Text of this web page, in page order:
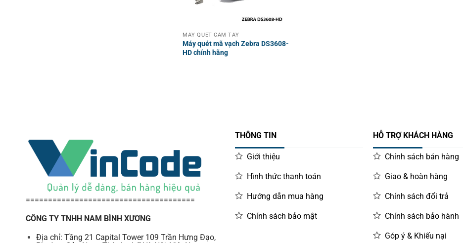
MÁY QUÉT CẦM TAY
Máy quét mã vạch Zebra DS3608-
HD chính hãng
======================================
CÔNG TY TNHH NAM BÌNH XƯƠNG
Địa chỉ: Tầng 21 Capital Tower 109 Trần Hưng Đạo,
THÔNG TIN
Giới thiệu
Hình thức thanh toán
Hướng dẫn mua hàng
Chính sách bảo mật
HỖ TRỢ KHÁCH HÀNG
Chính sách bán hàng
Giao & hoàn hàng
Chính sách đổi trả
Chính sách bảo hành
Góp ý & Khiếu nại